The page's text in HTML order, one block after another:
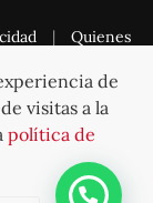
| Quienes
de
visitas a la
política de